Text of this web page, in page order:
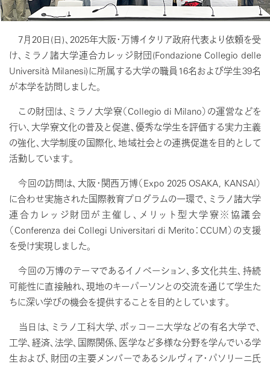
7月20日(日)、2025年大阪・万博イタリア政府代表より依頼を受
け、ミラノ諸大学連合カレッジ財団(Fondazione Collegio delle
Università Milanesi)に所属する大学の職員16名および学生39名
が本学を訪問しました。
この財団は、ミラノ大学寮（Collegio di Milano）の運営などを
行い、大学寮文化の普及と促進、優秀な学生を評価する実力主義
の強化、大学制度の国際化、地域社会との連携促進を目的として
活動しています。
今回の訪問は、大阪・関西万博（Expo 2025 OSAKA, KANSAI）
に合わせ実施された国際教育プログラムの一環で、ミラノ諸大学
連合カレッジ財団が主催し、メリット型大学寮※協議会
（Conferenza dei Collegi Universitari di Merito：CCUM）の支援
を受け実現しました。
今回の万博のテーマであるイノベーション、多文化共生、持続
可能性に直接触れ、現地のキーパーソンとの交流を通じて学生た
ちに深い学びの機会を提供することを目的としています。
当日は、ミラノ工科大学、ボッコーニ大学などの有名大学で、
工学、経済、法学、国際関係、医学など多様な分野を学んでいる学
生および、財団の主要メンバーであるシルヴィア・パソリーニ氏